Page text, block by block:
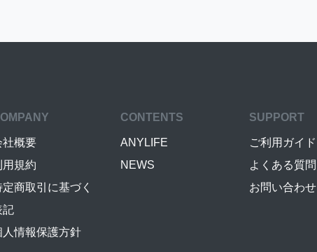
社概要
用規約
定商取引に基づく
記
人情報保護方針
CONTENTS
ANYLIFE
NEWS
SUPPORT
ご利用ガイド
よくある質問
お問い合わせ